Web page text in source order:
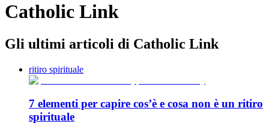
Catholic Link
Gli ultimi articoli di Catholic Link
ritiro spirituale
7 elementi per capire cos’è e cosa non è un ritiro
spirituale